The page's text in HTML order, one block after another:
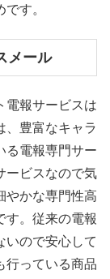
す。
メール
電報サービスは
、豊富なキャラ
る電報専門サー
ービスなので気
やかな専門性高
す。従来の電報
いので安心して
行っている商品